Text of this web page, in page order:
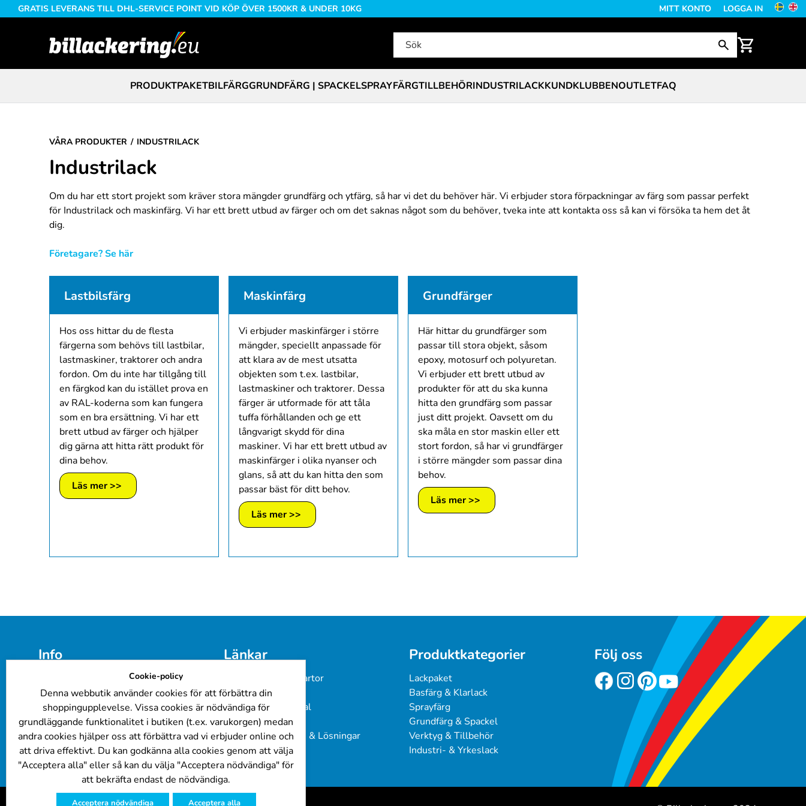
GRATIS LEVERANS TILL DHL-SERVICE POINT VID KÖP ÖVER 1500KR & UNDER 10KG MITT KONTO LOGGA IN
PRODUKTPAKETBILFÄRGGRUNDFÄRG | SPACKELSPRAYFÄRGTILLBEHÖRINDUSTRILACKKUNDKLUBBENOUTLETFAQ
VÅRA PRODUKTER INDUSTRILACK
Industrilack
Om du har ett stort projekt som kräver stora mängder grundfärg och ytfärg, så har vi det du behöver här. Vi erbjuder stora förpackningar av färg som passar perfekt
för Industrilack och maskinfärg. Vi har ett brett utbud av färger och om det saknas något som du behöver, tveka inte att kontakta oss så kan vi försöka ta hem det åt
dig.
Företagare? Se här
Lastbilsfärg
Hos oss hittar du de flesta
färgerna som behövs till lastbilar,
lastmaskiner, traktorer och andra
fordon. Om du inte har tillgång till
en färgkod kan du istället prova en
av RAL-koderna som kan fungera
som en bra ersättning. Vi har ett
brett utbud av färger och hjälper
dig gärna att hitta rätt produkt för
dina behov.
Läs mer >>
Maskinfärg
Vi erbjuder maskinfärger i större
mängder, speciellt anpassade för
att klara av de mest utsatta
objekten som t.ex. lastbilar,
lastmaskiner och traktorer. Dessa
färger är utformade för att tåla
tuffa förhållanden och ge ett
långvarigt skydd för dina
maskiner. Vi har ett brett utbud av
maskinfärger i olika nyanser och
glans, så att du kan hitta den som
passar bäst för ditt behov.
Läs mer >>
Grundfärger
Här hittar du grundfärger som
passar till stora objekt, såsom
epoxy, motosurf och polyuretan.
Vi erbjuder ett brett utbud av
produkter för att du ska kunna
hitta den grundfärg som passar
just ditt projekt. Oavsett om du
ska måla en stor maskin eller ett
stort fordon, så har vi grundfärger
i större mängder som passar dina
behov.
Läs mer >>
Info
info@billackering.eu
Om oss
Integritetspolicy
Leverans- och betalningsvillkor
Cookie Policy
Kundrecensioner
Länkar
Färgkoder & Färgkartor
Företagskunder
Billackeringsmanual
FAQ
Lackeringsproblem & Lösningar
Produktkategorier
Lackpaket
Basfärg & Klarlack
Sprayfärg
Grundfärg & Spackel
Verktyg & Tillbehör
Industri- & Yrkeslack
Följ oss
Cookie-policy
Denna webbutik använder cookies för att förbättra din
shoppingupplevelse. Vissa cookies är nödvändiga för
grundläggande funktionalitet i butiken (t.ex. varukorgen) medan
andra cookies hjälper oss att förbättra vad vi erbjuder online och
att driva effektivt. Du kan godkänna alla cookies genom att välja
"Acceptera alla" eller så kan du välja "Acceptera nödvändiga" för
att bekräfta endast de nödvändiga.
Acceptera nödvändiga Acceptera alla